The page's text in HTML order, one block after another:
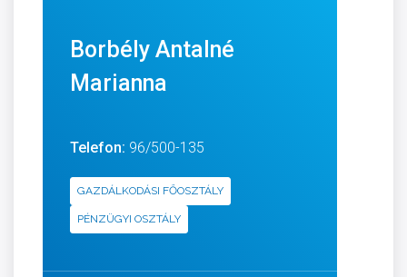
Borbély Antalné
Marianna
Telefon: 96/500-135
GAZDÁLKODÁSI FŐOSZTÁLY
PÉNZÜGYI OSZTÁLY